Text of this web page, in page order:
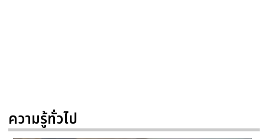
ความรู้ทั่วไป